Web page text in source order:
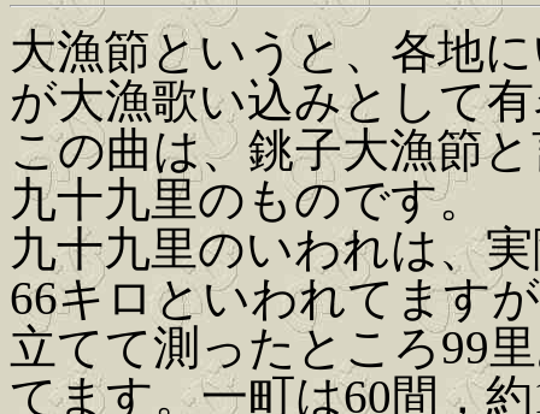
大漁節というと、各地
が大漁歌い込みとして
この曲は、銚子大漁節
九十九里のものです。
九十九里のいわれは、
66キロといわれてます
立てて測ったところ99
てます。一町は60間，